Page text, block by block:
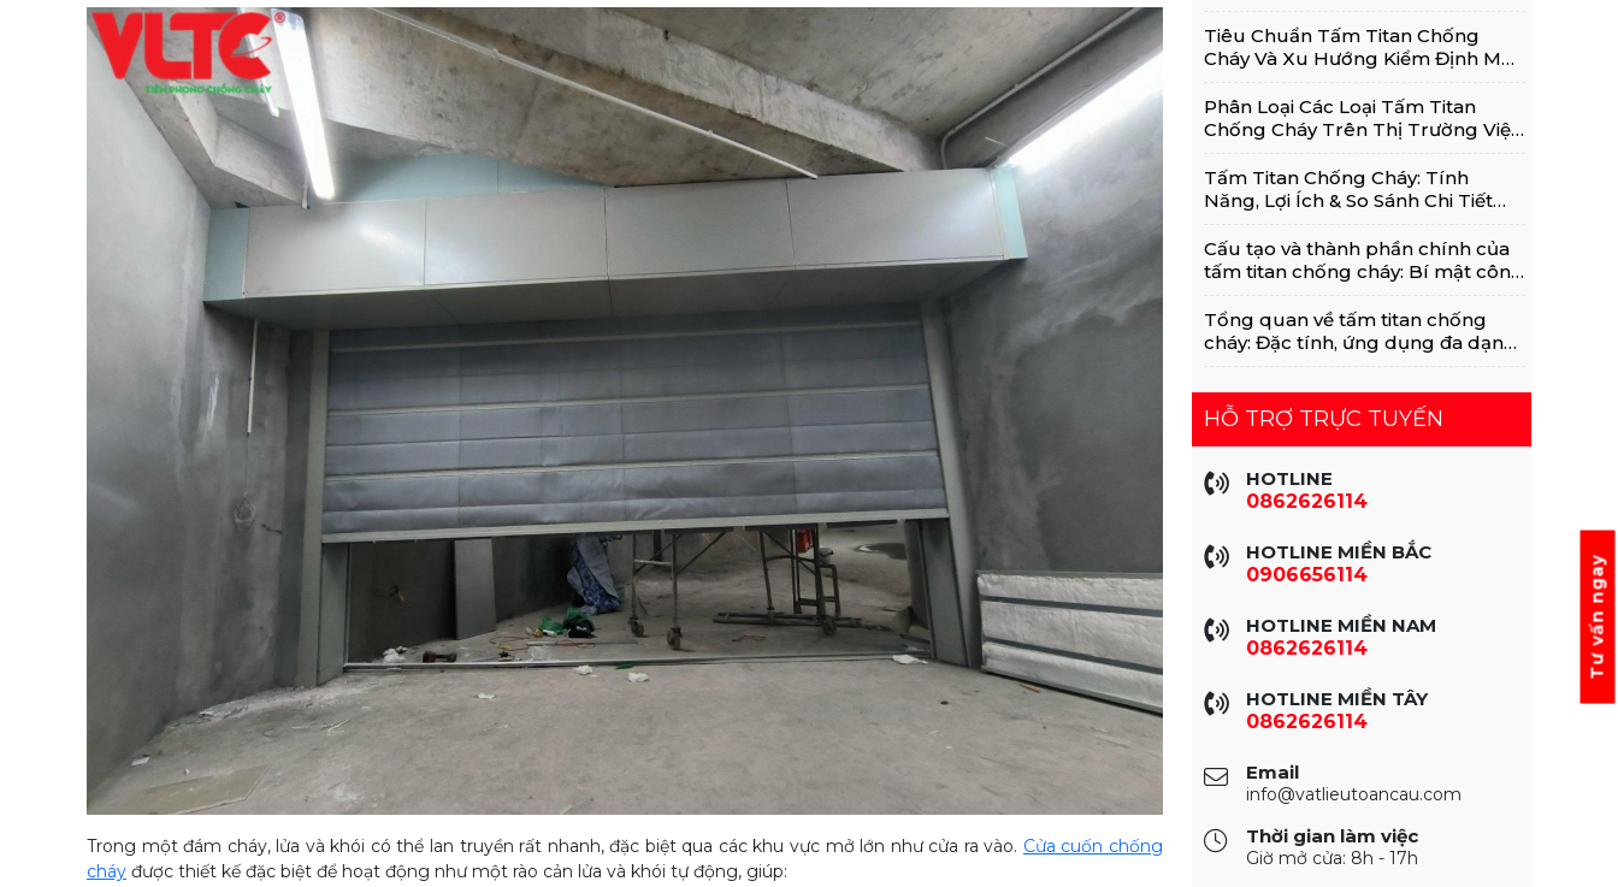
Trong một đám cháy, lửa và khói có thể lan truyền rất nhanh, đặc biệt qua các khu vực mở lớn như cửa ra vào. Cửa cuốn chống
cháy được thiết kế đặc biệt để hoạt động như một rào cản lửa và khói tự động, giúp:
Tiêu Chuẩn Tấm Titan Chống
Cháy Và Xu Hướng Kiểm Định Mới
Phân Loại Các Loại Tấm Titan
Chống Cháy Trên Thị Trường Việt
Tấm Titan Chống Cháy: Tính
Năng, Lợi Ích & So Sánh Chi Tiết
Cấu tạo và thành phần chính của
tấm titan chống cháy: Bí mật công
Tổng quan về tấm titan chống
cháy: Đặc tính, ứng dụng đa dạng
HỖ TRỢ TRỰC TUYẾN
HOTLINE
0862626114
HOTLINE MIỀN BẮC
0906656114
HOTLINE MIỀN NAM
0862626114
HOTLINE MIỀN TÂY
0862626114
Email
info@vatlieutoancau.com
Thời gian làm việc
Giờ mở cửa: 8h - 17h
Tư vấn ngay